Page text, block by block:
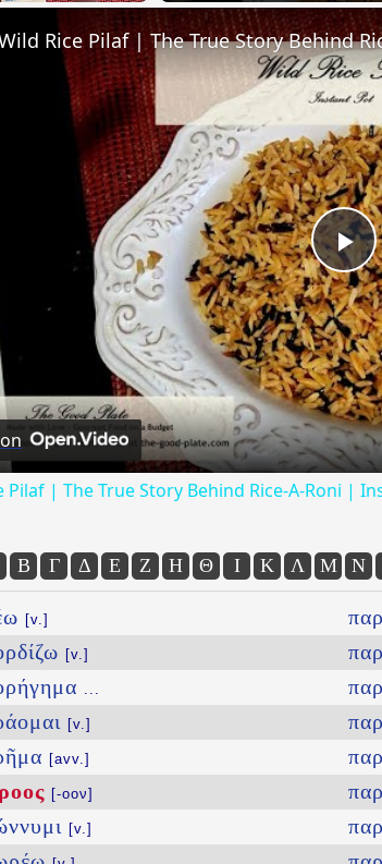
Fullscreen
Rice Pilaf | The True Story Behind
Pilaf | The True Story Behind Rice-A-Roni |
Β Γ Δ Ε Ζ Η Θ Ι Κ Λ Μ Ν
[v.]
[v.]
[v.]
[avv.]
[-οον]
[v.]